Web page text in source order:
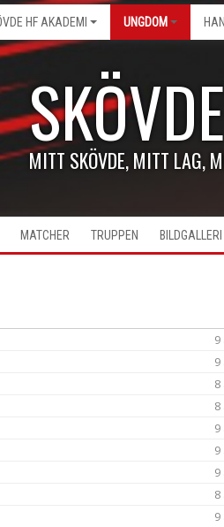
HF AKADEMI UNGDOM
MITT SKÖVDE, MITT LAG,
MATCHER TRUPPEN BILDGALLERI
9
9
8
8
9
9
9
8
9